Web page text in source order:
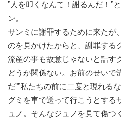
”人を叩くなんて！謝るんだ！”
ン。
サンミに謝罪するために来たが
のを見かけたからと、謝罪する
流産の事も故意じゃないと話す
どうか関係ない。お前のせいで
だ””私たちの前に二度と現れるな
グミを車で送って行こうとする
ュノ。そんなジュノを見て傷つ